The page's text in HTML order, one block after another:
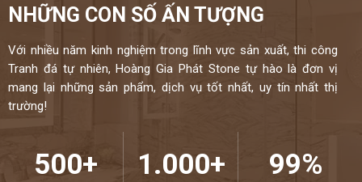
NHỮNG CON SỐ ẤN TƯỢNG
Với nhiều năm kinh nghiệm trong lĩnh vực sản xuất, thi công
Tranh đá tự nhiên, Hoàng Gia Phát Stone tự hào là đơn vị
mang lại những sản phẩm, dịch vụ tốt nhất, uy tín nhất thị
trường!
500+ 1.000+ 99%